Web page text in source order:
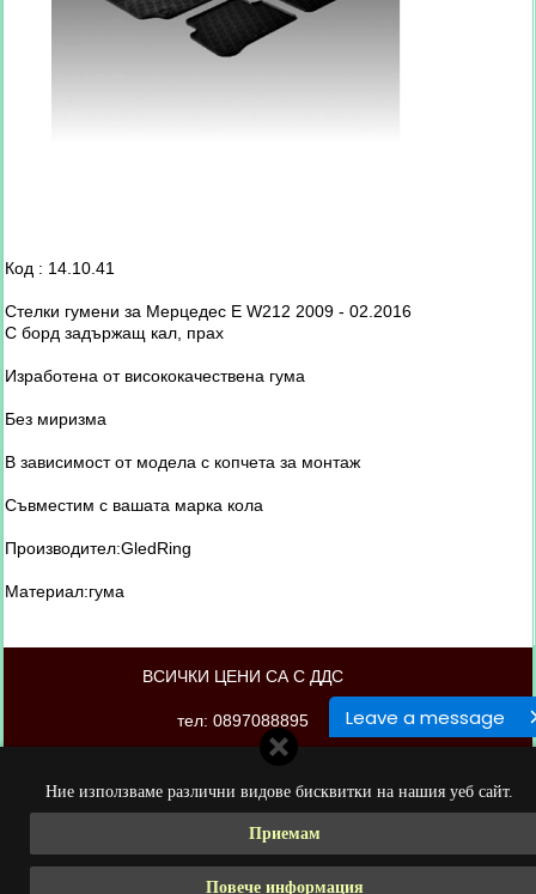
Leave a message
Ние използваме различни видове бисквитки на нашия уеб сайт.
Приемам
Повече информация
Код : 14.10.41
Стелки гумени за Мерцедес E W212 2009 - 02.2016
С борд задържащ кал, прах
Изработена от висококачествена гума
Без миризма
В зависимост от модела с копчета за монтаж
Съвместим с вашата марка кола
Производител:GledRing
Материал:гума
ВСИЧКИ ЦЕНИ СА С ДДС
тел: 0897088895